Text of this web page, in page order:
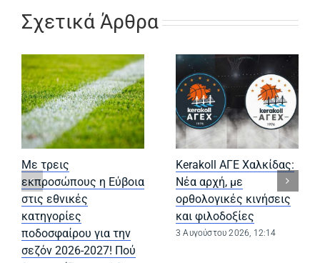
Σχετικά Άρθρα
Με τρεις
εκπροσώπους η Εύβοια
στις εθνικές
κατηγορίες
ποδοσφαίρου για την
σεζόν 2026-2027! Πού
Kerakoll ΑΓΕ Χαλκίδας:
Νέα αρχή, με
ορθολογικές κινήσεις
και φιλοδοξίες
3 Αυγούστου 2026, 12:14